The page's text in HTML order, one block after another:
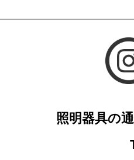
照明器具の